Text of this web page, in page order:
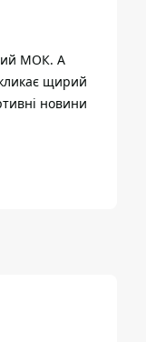
МОК. А
щирий
новини